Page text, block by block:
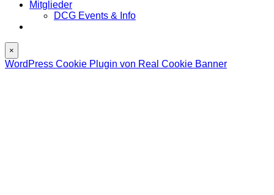
Mitglieder
DCG Events & Info
×
WordPress Cookie Plugin von Real Cookie Banner